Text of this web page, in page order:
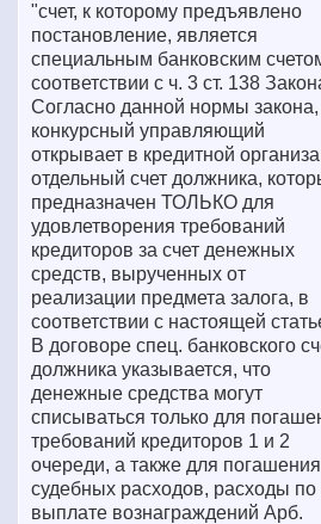
"счет, к которому предъявлено
постановление, является
специальным банковским
соответствии с ч. 3 ст. 138
Согласно данной нормы закона,
конкурсный управляющий
открывает в кредитной
отдельный счет должника,
предназначен ТОЛЬКО для
удовлетворения требований
кредиторов за счет денежных
средств, вырученных от
реализации предмета залога, в
соответствии с настоящей
В договоре спец. банковского
должника указывается, что
денежные средства могут
списываться только для
требований кредиторов 1 и 2
очереди, а также для погашения
судебных расходов, расходы по
выплате вознаграждений Арб.